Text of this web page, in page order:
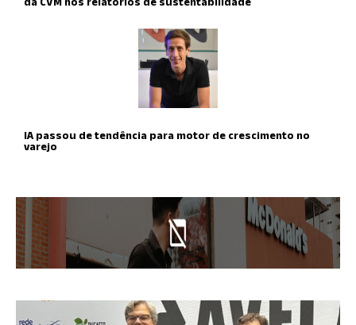
IA passou de tendência para motor de crescimento no
varejo